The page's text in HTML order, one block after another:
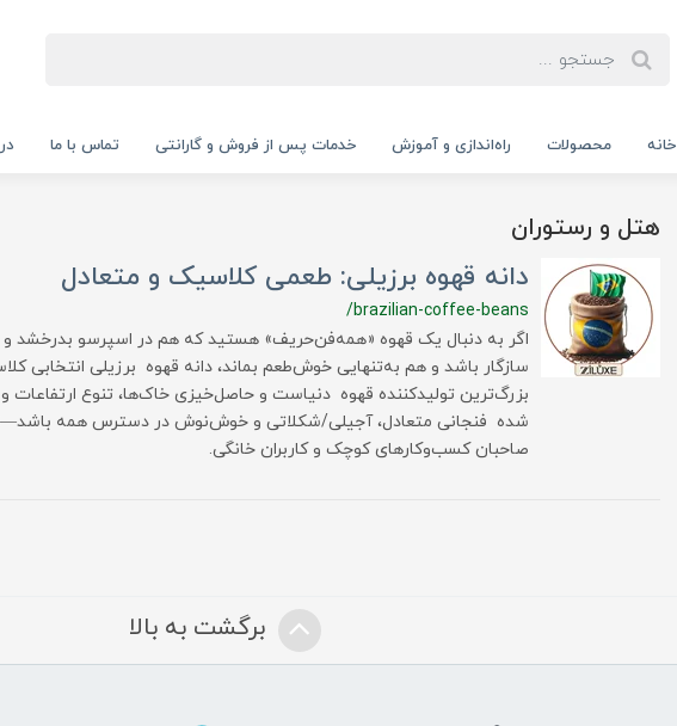
خانه محصولات راه‌اندازی و آموزش خدمات پس از فروش و گارانتی تماس با ما
هتل و رستوران
دانه قهوه برزیلی: طعمی کلاسیک و متعادل
/brazilian-coffee-beans
اگر به دنبال یک قهوه «همه‌فن‌حریف» هستید که هم در اسپرسو بدرخشد و
سازگار باشد و هم به‌تنهایی خوش‌طعم بماند، دانه قهوه برزیلی انتخابی
بزرگ‌ترین تولیدکننده قهوه دنیاست و حاصل‌خیزی خاک‌ها، تنوع
شده فنجانی متعادل، آجیلی/شکلاتی و خوش‌نوش در دسترس همه
صاحبان کسب‌وکارهای کوچک و کاربران خانگی.
برگشت به بالا